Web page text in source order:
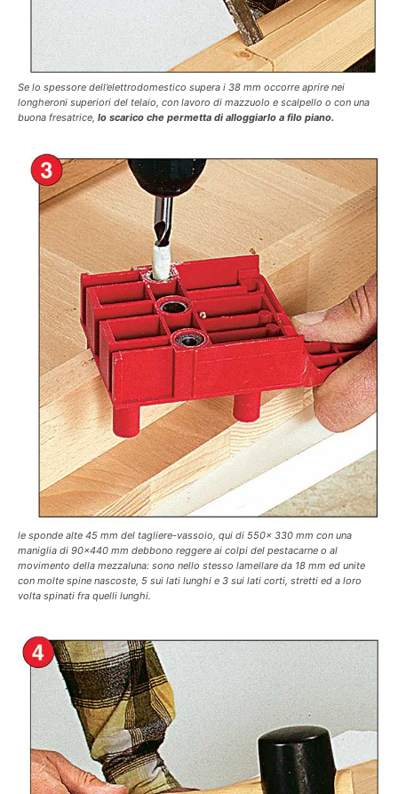
Se lo spessore dell’elettrodomestico supera i 38 mm occorre aprire nei
longheroni superiori del telaio, con lavoro di mazzuolo e scalpello o con una
buona fresatrice, lo scarico che permetta di alloggiarlo a filo piano.
le sponde alte 45 mm del tagliere-vassoio, qui di 550x 330 mm con una
maniglia di 90×440 mm debbono reggere ai colpi del pestacarne o al
movimento della mezzaluna: sono nello stesso lamellare da 18 mm ed unite
con molte spine nascoste, 5 sui lati lunghi e 3 sui lati corti, stretti ed a loro
volta spinati fra quelli lunghi.